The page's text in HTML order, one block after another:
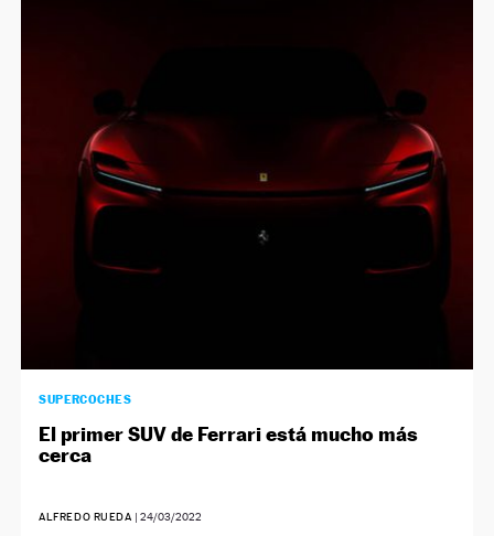
SUPERCOCHES
El primer SUV de Ferrari está mucho más
cerca
ALFREDO RUEDA | 24/03/2022